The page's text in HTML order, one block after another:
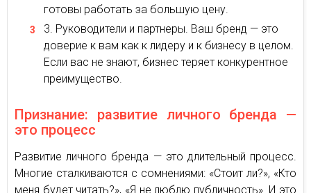
готовы работать за большую цену.
Руководители и партнеры. Ваш бренд — это
доверие к вам как к лидеру и к бизнесу в целом.
Если вас не знают, бизнес теряет конкурентное
преимущество.
Признание: развитие личного бренда —
это процесс
Развитие личного бренда — это длительный процесс.
Многие сталкиваются с сомнениями: «Стоит ли?», «Кто
меня будет читать?», «Я не люблю публичность». И это